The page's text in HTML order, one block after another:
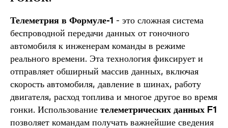
Телеметрия в Формуле-1 - это сложная система
беспроводной передачи данных от гоночного
автомобиля к инженерам команды в режиме
реального времени. Эта технология фиксирует и
отправляет обширный массив данных, включая
скорость автомобиля, давление в шинах, работу
двигателя, расход топлива и многое другое во время
гонки. Использование телеметрических данных F1
позволяет командам получать важнейшие сведения